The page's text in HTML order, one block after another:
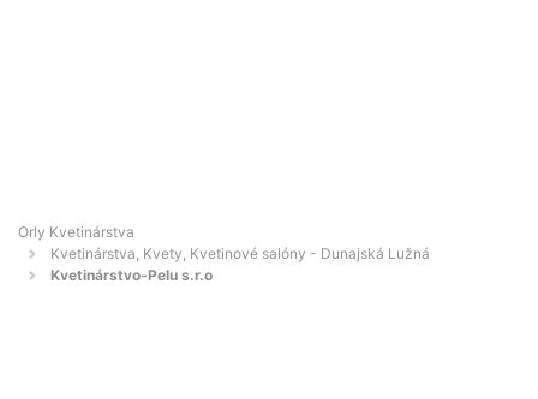
Orly Kvetinárstva
Kvetinárstva, Kvety, Kvetinové salóny - Dunajská Lužná
Kvetinárstvo-Pelu s.r.o